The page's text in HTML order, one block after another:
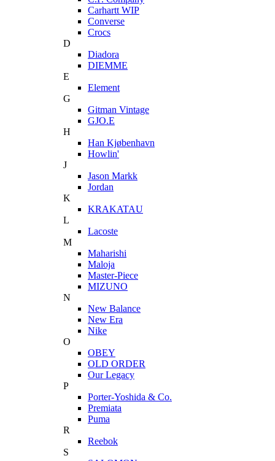
Carhartt WIP
Converse
Crocs
D
Diadora
DIEMME
E
Element
G
Gitman Vintage
GJO.E
H
Han Kjøbenhavn
Howlin'
J
Jason Markk
Jordan
K
KRAKATAU
L
Lacoste
M
Maharishi
Maloja
Master-Piece
MIZUNO
N
New Balance
New Era
Nike
O
OBEY
OLD ORDER
Our Legacy
P
Porter-Yoshida & Co.
Premiata
Puma
R
Reebok
S